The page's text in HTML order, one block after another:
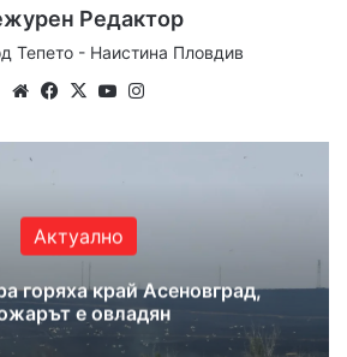
Редактор
Тепето - Наистина Пловдив
WebsiteFacebook
X YouTube
Актуално
горяха край Асеновград,
е овладян